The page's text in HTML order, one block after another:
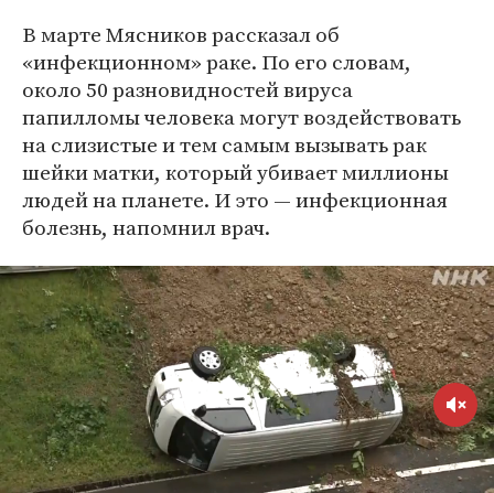
В марте Мясников рассказал об
«инфекционном» раке. По его словам,
около 50 разновидностей вируса
папилломы человека могут воздействовать
на слизистые и тем самым вызывать рак
шейки матки, который убивает миллионы
людей на планете. И это — инфекционная
болезнь, напомнил врач.